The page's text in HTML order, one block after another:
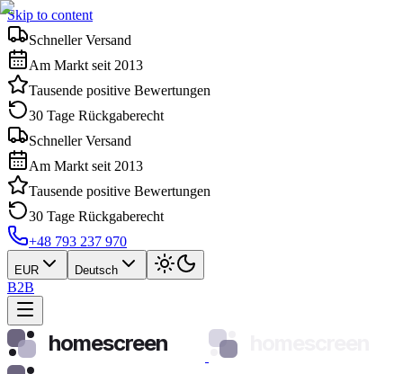
Skip to content
Schneller Versand
Am Markt seit 2013
Tausende positive Bewertungen
30 Tage Rückgaberecht
Schneller Versand
Am Markt seit 2013
Tausende positive Bewertungen
30 Tage Rückgaberecht
+48 793 237 970
EUR Deutsch
B2B
homescreen